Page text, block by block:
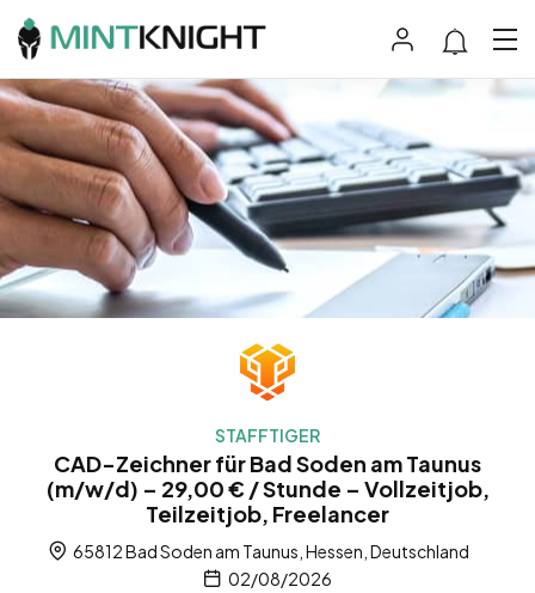
STAFFTIGER
CAD-Zeichner für Bad Soden am Taunus
(m/w/d) – 29,00 € / Stunde – Vollzeitjob,
Teilzeitjob, Freelancer
65812 Bad Soden am Taunus, Hessen, Deutschland
02/08/2026